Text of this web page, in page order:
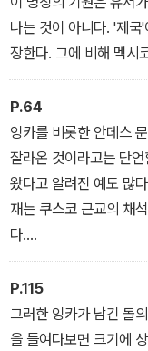
나는 것이 아니다. '제
장한다. 그에 비해 멕시
중앙아메리카에 걸쳐
용하지 않는다. 이것은
P.64
잉카를 비롯한 안데스
잘라온 것이라고는 단
왔다고 알려진 예도 많
재는 쿠스코 근교의 채
다.
아메리카 대륙의 고대
도, 석조 아치도 가지고
는 가운데, 어떤 방법으
고 다니던 것 같은 가마
P.115
그러한 잉카가 남긴 돌
을 들여다보면 크기에